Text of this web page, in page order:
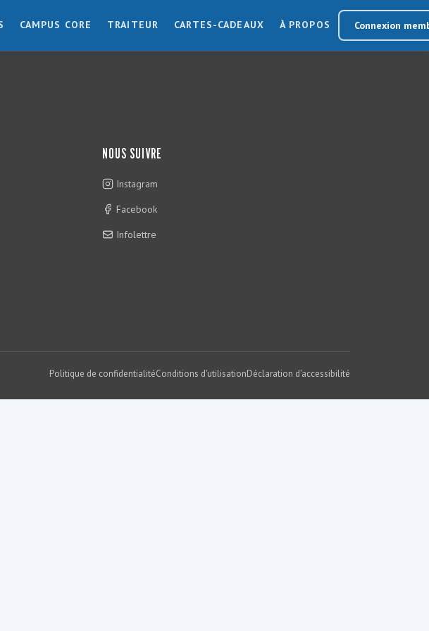
CAMPUS CORE TRAITEUR CARTES-CADEAUX À PROPOS Connexion
NOUS SUIVRE
Instagram
Facebook
Infolettre
Politique de confidentialitéConditions d'utilisationDéclaration d'accessibilité